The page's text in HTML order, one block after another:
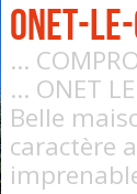
Onet-
...
... ONET
Belle
caractère